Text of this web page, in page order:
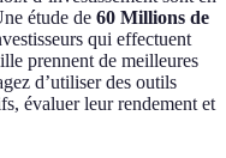
étude de 60 Millions de
qui effectuent
prennent de meilleures
d’utiliser des outils
évaluer leur rendement et